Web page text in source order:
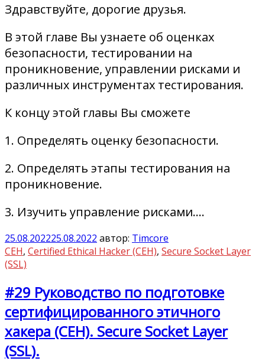
Здравствуйте, дорогие друзья.
В этой главе Вы узнаете об оценках
безопасности, тестировании на
проникновение, управлении рисками и
различных инструментах тестирования.
К концу этой главы Вы сможете
1. Определять оценку безопасности.
2. Определять этапы тестирования на
проникновение.
3. Изучить управление рисками.…
25.08.202225.08.2022 автор: Timcore
CEH, Certified Ethical Hacker (CEH), Secure Socket Layer
(SSL)
#29 Руководство по подготовке
сертифицированного этичного
хакера (CEH). Secure Socket Layer
(SSL).